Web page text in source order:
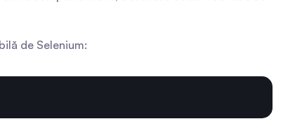
de Selenium: